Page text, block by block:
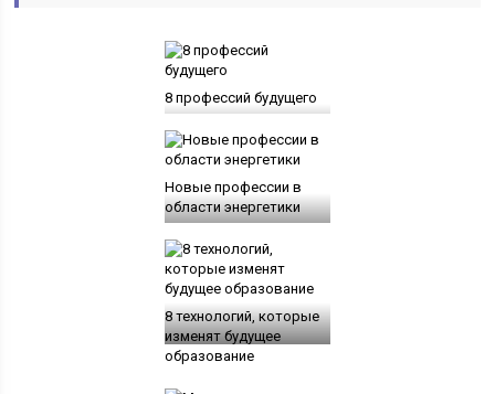
8 профессий будущего
Новые профессии в
области энергетики
8 технологий, которые
изменят будущее
образование